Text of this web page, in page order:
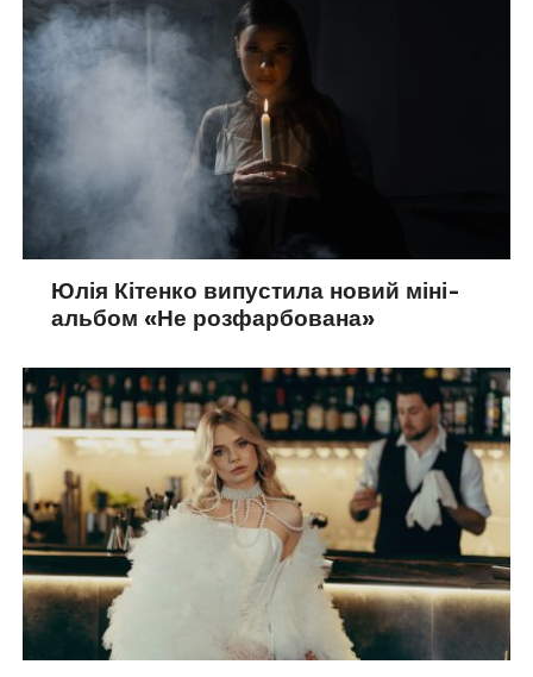
Юлія Кітенко випустила новий міні-
альбом «Не розфарбована»